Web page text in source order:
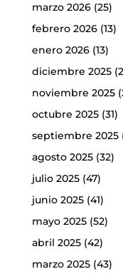
marzo 2026(25)
febrero 2026(13)
enero 2026(13)
diciembre 2025
noviembre 2025
octubre 2025(31)
septiembre 2025
agosto 2025(32)
julio 2025(47)
junio 2025(41)
mayo 2025(52)
abril 2025(42)
marzo 2025(43)